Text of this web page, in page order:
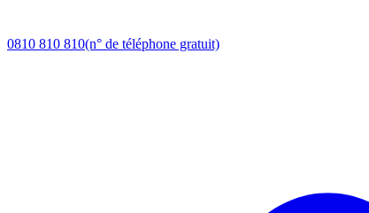
0810 810 810(n° de téléphone gratuit)